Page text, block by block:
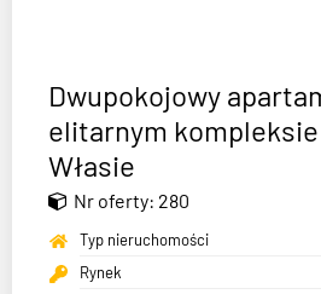
Dwupokojowy
elitarnym
Własie
Nr oferty: 280
Typ nieruchomości
Rynek